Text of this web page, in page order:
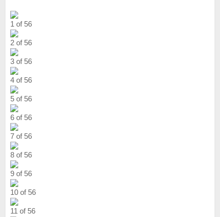
1 of 56
2 of 56
3 of 56
4 of 56
5 of 56
6 of 56
7 of 56
8 of 56
9 of 56
10 of 56
11 of 56